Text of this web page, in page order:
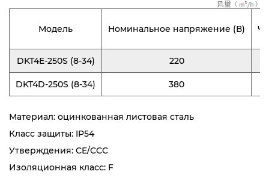
Модель Номинальное напряжение (В)
DKT4E-250S (8-34) 220
DKT4D-250S (8-34) 380
Материал: оцинкованная листовая сталь
Класс защиты: IP54
Утверждения: CE/CCC
Изоляционная класс: F